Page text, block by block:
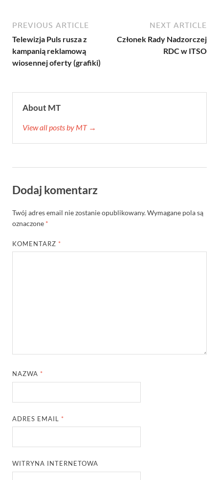
PREVIOUS ARTICLE
Telewizja Puls rusza z
kampanią reklamową
wiosennej oferty (grafiki)
NEXT ARTICLE
Członek Rady Nadzorczej
RDC w ITSO
About MT
View all posts by MT →
Dodaj komentarz
Twój adres email nie zostanie opublikowany.Wymagane pola są
oznaczone *
KOMENTARZ *
NAZWA *
ADRES EMAIL *
WITRYNA INTERNETOWA